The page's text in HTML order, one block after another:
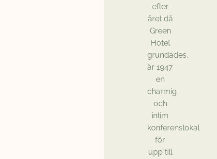
efter
året då
Green
Hotel
grundades,
är 1947
en
charmig
och
intim
konferenslokal
för
upp till